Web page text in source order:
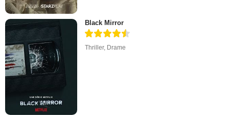
Black Mirror
Thriller, Drame